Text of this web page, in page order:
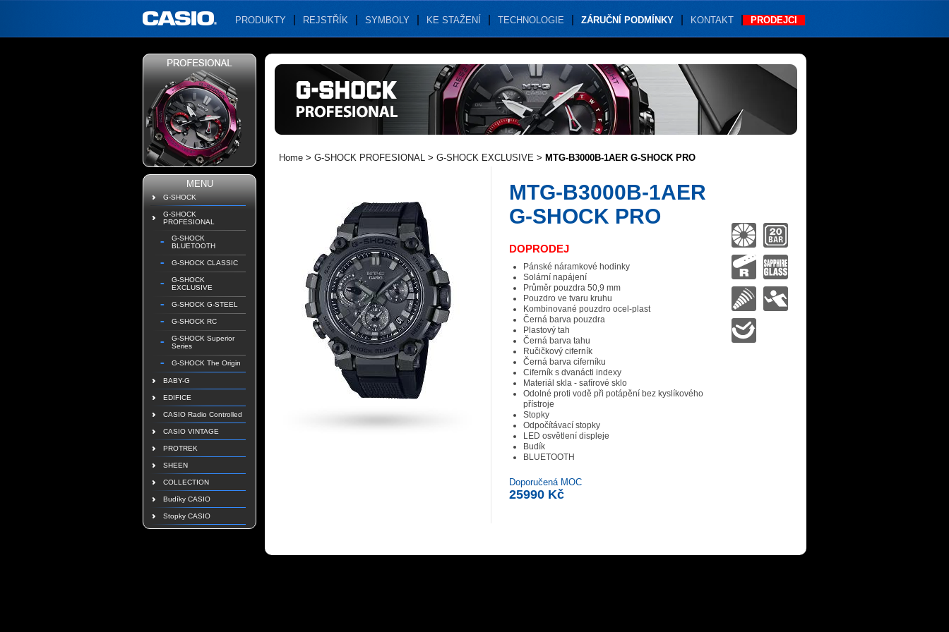
PRODUKTY REJSTŘÍK SYMBOLY KE STAŽENÍ TECHNOLOGIE ZÁRUČNÍ PODMÍNKY KONTAKT PRODEJCI
MENU
G-SHOCK
G-SHOCK
PROFESIONAL
G-SHOCK
BLUETOOTH
G-SHOCK CLASSIC
G-SHOCK
EXCLUSIVE
G-SHOCK G-STEEL
G-SHOCK RC
G-SHOCK Superior
Series
G-SHOCK The Origin
BABY-G
EDIFICE
CASIO Radio Controlled
CASIO VINTAGE
PROTREK
SHEEN
COLLECTION
Budíky CASIO
Stopky CASIO
Home > G-SHOCK PROFESIONAL > G-SHOCK EXCLUSIVE > MTG-B3000B-1AER G-SHOCK PRO
MTG-B3000B-1AER
G-SHOCK PRO
DOPRODEJ
Pánské náramkové hodinky
Solární napájení
Průměr pouzdra 50,9 mm
Pouzdro ve tvaru kruhu
Kombinované pouzdro ocel-plast
Černá barva pouzdra
Plastový tah
Černá barva tahu
Ručičkový ciferník
Černá barva ciferníku
Ciferník s dvanácti indexy
Materiál skla - safírové sklo
Odolné proti vodě při potápění bez kyslíkového
přístroje
Stopky
Odpočítávací stopky
LED osvětlení displeje
Budík
BLUETOOTH
Doporučená MOC
25990 Kč